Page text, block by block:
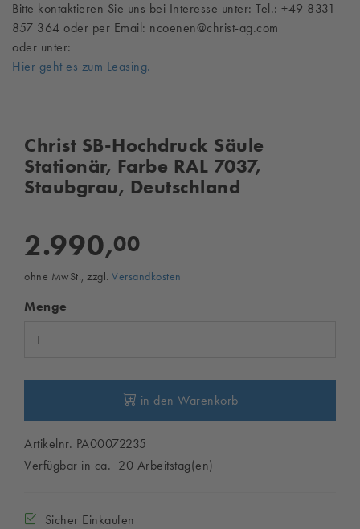
Bitte kontaktieren Sie uns bei Interesse unter: Tel.: +49 8331
857 364 oder per Email: ncoenen@christ-ag.com
oder unter:
Hier geht es zum Leasing.
Christ SB-Hochdruck Säule
Stationär, Farbe RAL 7037,
Staubgrau, Deutschland
2.990,00
ohne MwSt., zzgl. Versandkosten
Menge
in den Warenkorb
Artikelnr. PA00072235
Verfügbar in ca. 20 Arbeitstag(en)
Sicher Einkaufen